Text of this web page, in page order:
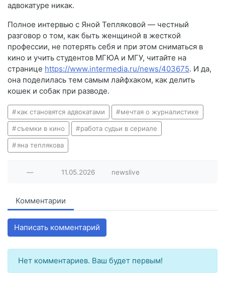
адвокатуре никак.
Полное интервью с Яной Тепляковой — честный
разговор о том, как быть женщиной в жесткой
профессии, не потерять себя и при этом сниматься в
кино и учить студентов МГЮА и МГУ, читайте на
странице https://www.intermedia.ru/news/403675. И да,
она поделилась тем самым лайфхаком, как делить
кошек и собак при разводе.
как становятся адвокатами мечтая о журналистике
съемки в кино работа судьи в сериале
яна теплякова
— 11.05.2026 newslive
Комментарии
Написать комментарий
Нет комментариев. Ваш будет первым!